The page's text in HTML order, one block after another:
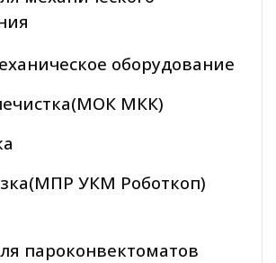
оборудование
МКК)
УКМ Роботкоп)
пароконвектоматов